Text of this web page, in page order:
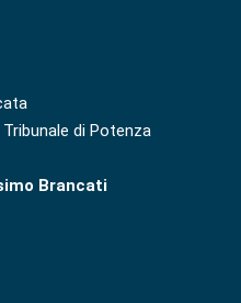
di Potenza
Brancati